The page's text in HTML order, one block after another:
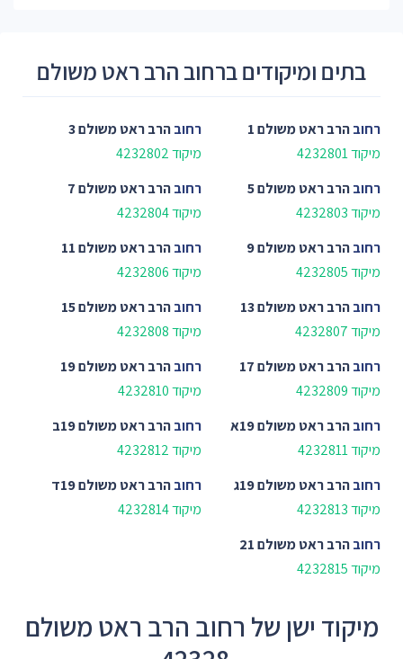
בתים ומיקודים ברחוב הרב ראט משולם
רחובהרב ראט משולם 1
מיקוד 4232801
רחובהרב ראט משולם 3
מיקוד 4232802
רחובהרב ראט משולם 5
מיקוד 4232803
רחובהרב ראט משולם 7
מיקוד 4232804
רחובהרב ראט משולם 9
מיקוד 4232805
רחובהרב ראט משולם 11
מיקוד 4232806
רחובהרב ראט משולם 13
מיקוד 4232807
רחובהרב ראט משולם 15
מיקוד 4232808
רחובהרב ראט משולם 17
מיקוד 4232809
רחובהרב ראט משולם 19
מיקוד 4232810
רחובהרב ראט משולם 19א
מיקוד 4232811
רחובהרב ראט משולם 19ב
מיקוד 4232812
רחובהרב ראט משולם 19ג
מיקוד 4232813
רחובהרב ראט משולם 19ד
מיקוד 4232814
רחובהרב ראט משולם 21
מיקוד 4232815
מיקוד ישן של רחוב הרב ראט משולם